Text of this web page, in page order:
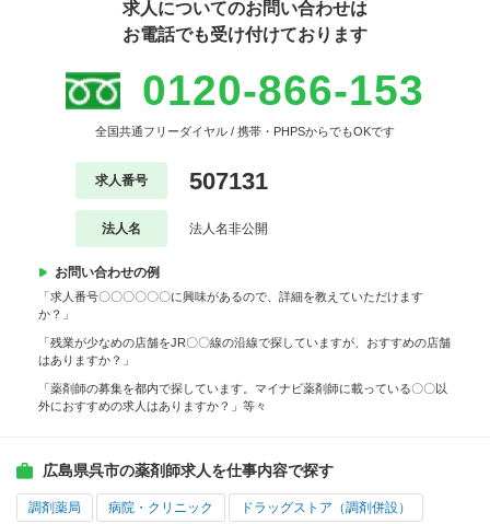
求人についてのお問い合わせは
お電話でも受け付けております
0120-866-153
全国共通フリーダイヤル / 携帯・PHPSからでもOKです
求人番号 507131
法人名 法人名非公開
お問い合わせの例
「求人番号〇〇〇〇〇〇に興味があるので、詳細を教えていただけます
か？」
「残業が少なめの店舗をJR〇〇線の沿線で探していますが、おすすめの店舗
はありますか？」
「薬剤師の募集を都内で探しています。マイナビ薬剤師に載っている〇〇以
外におすすめの求人はありますか？」等々
広島県呉市の薬剤師求人を仕事内容で探す
調剤薬局 病院・クリニック ドラッグストア（調剤併設）